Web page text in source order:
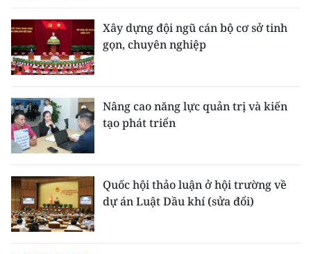
Xây dựng đội ngũ cán bộ cơ sở tinh
gọn, chuyên nghiệp
Nâng cao năng lực quản trị và kiến
tạo phát triển
Quốc hội thảo luận ở hội trường về
dự án Luật Dầu khí (sửa đổi)